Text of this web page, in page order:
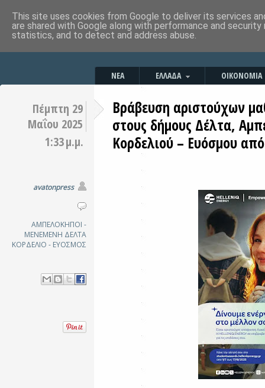
ΝΕΑ ΕΛΛΑΔΑ ΟΙΚΟΝΟΜΙΑ
Πέμπτη 29
Μαΐου 2025
1:33 μ.μ.
avatonpress
ΑΜΠΕΛΟΚΗΠΟΙ -
ΜΕΝΕΜΕΝΗ ΔΕΛΤΑ
ΚΟΡΔΕΛΙΟ - ΕΥΟΣΜΟΣ
Βράβευση αριστούχων
στους δήμους Δέλτα,
Κορδελιού – Ευόσμου από
This site uses cookies from Google to deliver its services
are shared with Google along with performance and
statistics, and to detect and address abuse.